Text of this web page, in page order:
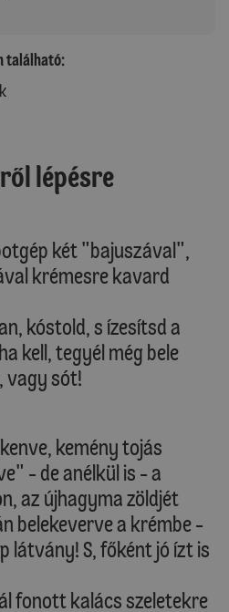
található:
lépésre
két "bajuszával",
krémesre kavard
kóstold, s ízesítsd a
kell, tegyél még bele
vagy sót!
kemény tojás
- de anélkül is - a
az újhagyma zöldjét
belekeverve a krémbe -
látvány! S, főként jó ízt is
fonott kalács szeletekre